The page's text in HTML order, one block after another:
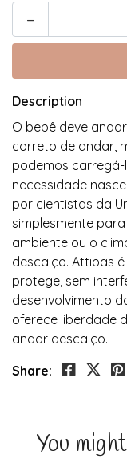
-
Description
O bebê deve
correto de andar,
podemos
necessidade
por cientistas da
simplesmente
ambiente ou o
descalço. Attipas
protege, sem
desenvolvimento
oferece liberdade
andar descalço.
Share:
You